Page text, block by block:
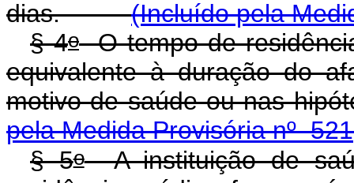
dias.
(Incluído pela
§ 4oO tempo de
equivalente à duração do
motivo de saúde ou nas
pela Medida Provisória nº
§ 5oA instituição de